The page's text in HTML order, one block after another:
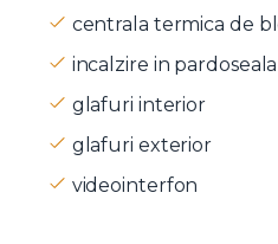
centrala termica de
incalzire in pardoseala
glafuri interior
glafuri exterior
videointerfon
Sunt de acord cu